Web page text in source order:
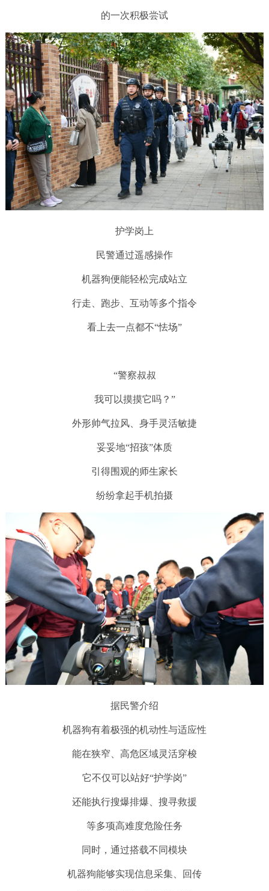
的一次积极尝试
护学岗上
民警通过遥感操作
机器狗便能轻松完成站立
行走、跑步、互动等多个指令
看上去一点都不“怯场”
“警察叔叔
我可以摸摸它吗？”
外形帅气拉风、身手灵活敏捷
妥妥地“招孩”体质
引得围观的师生家长
纷纷拿起手机拍摄
据民警介绍
机器狗有着极强的机动性与适应性
能在狭窄、高危区域灵活穿梭
它不仅可以站好“护学岗”
还能执行搜爆排爆、搜寻救援
等多项高难度危险任务
同时，通过搭载不同模块
机器狗能够实现信息采集、回传